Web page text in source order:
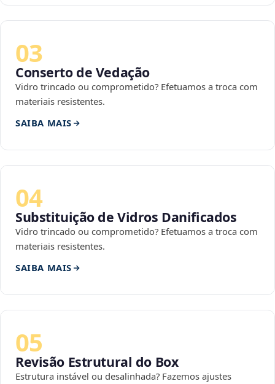
03
Conserto de Vedação
Vidro trincado ou comprometido? Efetuamos a troca com
materiais resistentes.
SAIBA MAIS
04
Substituição de Vidros Danificados
Vidro trincado ou comprometido? Efetuamos a troca com
materiais resistentes.
SAIBA MAIS
05
Revisão Estrutural do Box
Estrutura instável ou desalinhada? Fazemos ajustes